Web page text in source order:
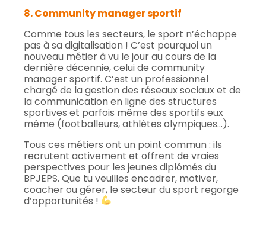
8. Community manager sportif
Comme tous les secteurs, le sport n’échappe
pas à sa digitalisation ! C’est pourquoi un
nouveau métier à vu le jour au cours de la
dernière décennie, celui de community
manager sportif. C’est un professionnel
chargé de la gestion des réseaux sociaux et de
la communication en ligne des structures
sportives et parfois même des sportifs eux
même (footballeurs, athlètes olympiques…).
Tous ces métiers ont un point commun : ils
recrutent activement et offrent de vraies
perspectives pour les jeunes diplômés du
BPJEPS. Que tu veuilles encadrer, motiver,
coacher ou gérer, le secteur du sport regorge
d’opportunités !